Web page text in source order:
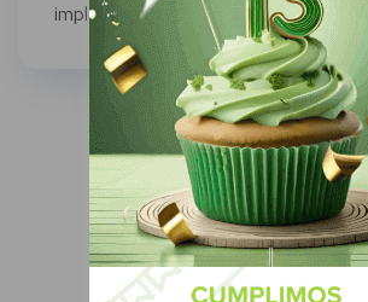
impleméntala junto con Green Know y...